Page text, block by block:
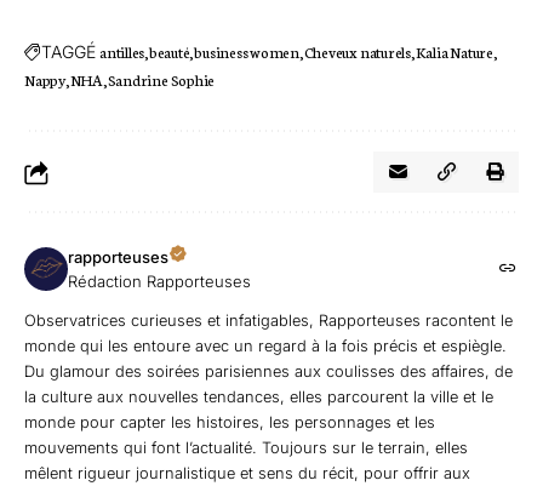
TAGGÉantilles beauté business women Cheveux naturels Kalia Nature
Nappy NHA Sandrine Sophie
rapporteuses
Rédaction Rapporteuses
Observatrices curieuses et infatigables, Rapporteuses racontent le
monde qui les entoure avec un regard à la fois précis et espiègle.
Du glamour des soirées parisiennes aux coulisses des affaires, de
la culture aux nouvelles tendances, elles parcourent la ville et le
monde pour capter les histoires, les personnages et les
mouvements qui font l’actualité. Toujours sur le terrain, elles
mêlent rigueur journalistique et sens du récit, pour offrir aux